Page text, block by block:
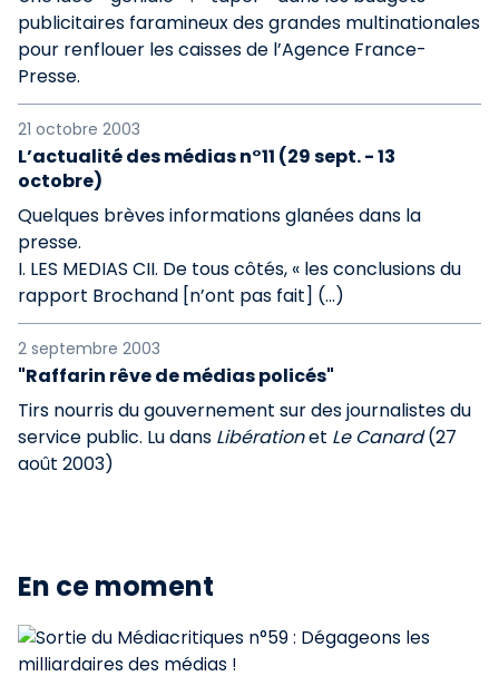
publicitaires faramineux des grandes multinationales
pour renflouer les caisses de l’Agence France-
Presse.
21 octobre 2003
L’actualité des médias n°11 (29 sept. - 13
octobre)
Quelques brèves informations glanées dans la
presse.
I. LES MEDIAS CII. De tous côtés, « les conclusions du
rapport Brochand [n’ont pas fait] (…)
2 septembre 2003
"Raffarin rêve de médias policés"
Tirs nourris du gouvernement sur des journalistes du
service public. Lu dans Libérationet Le Canard(27
août 2003)
En ce moment